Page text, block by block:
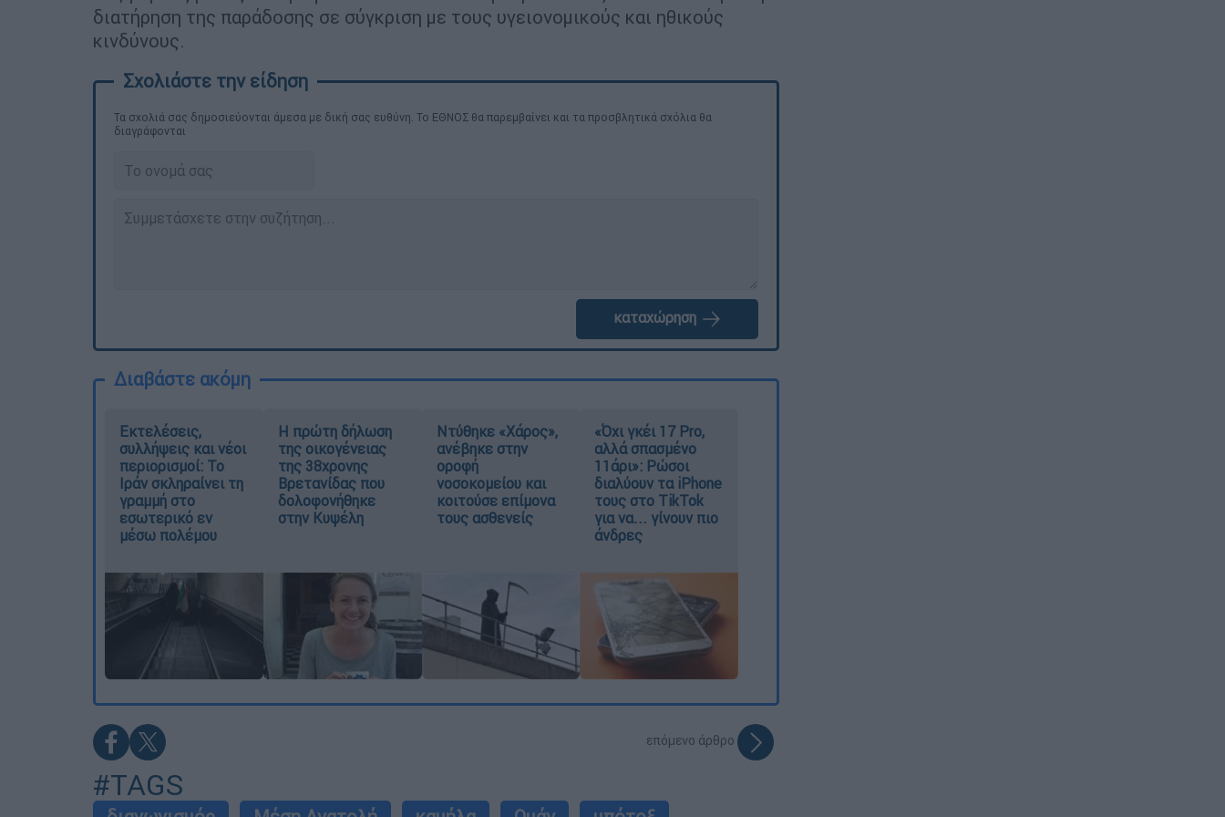
διατήρηση της παράδοσης σε σύγκριση με τους υγειονομικούς και ηθικούς
κινδύνους.
Τα σχολιά σας δημοσιεύονται άμεσα με δική σας ευθύνη. Το ΕΘΝΟΣ θα παρεμβαίνει και τα προσβλητικά σχόλια θα
διαγράφονται
καταχώρηση
Διαβάστε ακόμη
Εκτελέσεις,
συλλήψεις και νέοι
περιορισμοί: Το
Ιράν σκληραίνει τη
γραμμή στο
εσωτερικό εν
μέσω πολέμου
Η πρώτη δήλωση
της οικογένειας
της 38χρονης
Βρετανίδας που
δολοφονήθηκε
στην Κυψέλη
Ντύθηκε «Χάρος»,
ανέβηκε στην
οροφή
νοσοκομείου και
κοιτούσε επίμονα
τους ασθενείς
«Όχι γκέι 17 Pro,
αλλά σπασμένο
11άρι»: Ρώσοι
διαλύουν τα iPhone
τους στο TikTok
για να... γίνουν πιο
άνδρες
επόμενο άρθρο
#TAGS